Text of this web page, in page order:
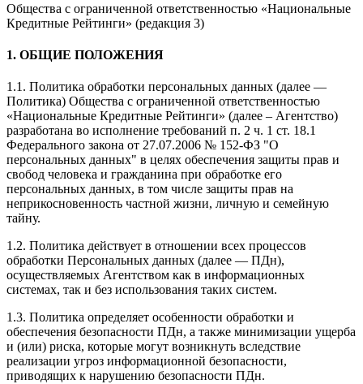
Общества с ограниченной ответственностью «Национальные
Кредитные Рейтинги» (редакция 3)
1. ОБЩИЕ ПОЛОЖЕНИЯ
1.1. Политика обработки персональных данных (далее —
Политика) Общества с ограниченной ответственностью
«Национальные Кредитные Рейтинги» (далее – Агентство)
разработана во исполнение требований п. 2 ч. 1 ст. 18.1
Федерального закона от 27.07.2006 № 152-ФЗ "О
персональных данных" в целях обеспечения защиты прав и
свобод человека и гражданина при обработке его
персональных данных, в том числе защиты прав на
неприкосновенность частной жизни, личную и семейную
тайну.
1.2. Политика действует в отношении всех процессов
обработки Персональных данных (далее — ПДн),
осуществляемых Агентством как в информационных
системах, так и без использования таких систем.
1.3. Политика определяет особенности обработки и
обеспечения безопасности ПДн, а также минимизации ущерба
и (или) риска, которые могут возникнуть вследствие
реализации угроз информационной безопасности,
приводящих к нарушению безопасности ПДн.